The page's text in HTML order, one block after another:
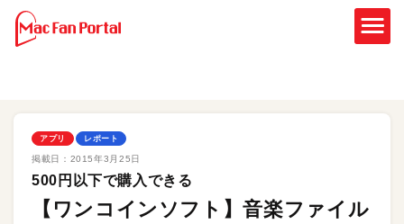
アプリ レポート
掲載日： 2015年3月25日
500円以下で購入できる
【ワンコインソフト】音楽ファイル